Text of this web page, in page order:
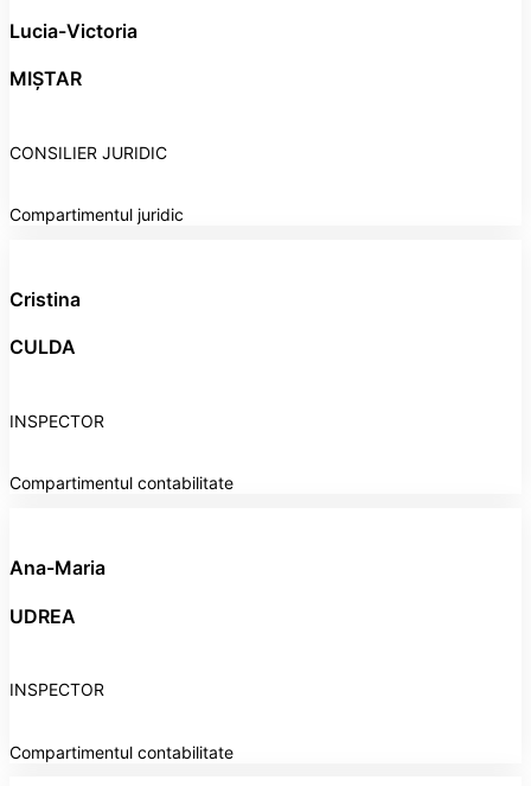
Lucia-Victoria
MIȘTAR
CONSILIER JURIDIC
Compartimentul juridic
Cristina
CULDA
INSPECTOR
Compartimentul contabilitate
Ana-Maria
UDREA
INSPECTOR
Compartimentul contabilitate